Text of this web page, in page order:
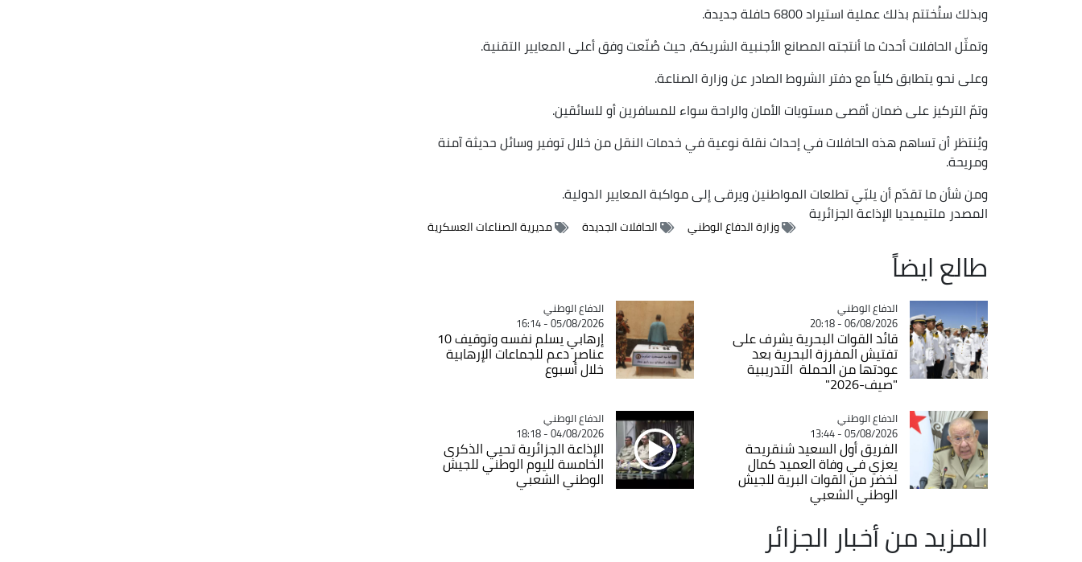
وبذلك ستُختتم بذلك عملية استيراد 6800 حافلة جديدة.
وتمثّل الحافلات أحدث ما أنتجته المصانع الأجنبية الشريكة، حيث صُنّعت وفق أعلى المعايير التقنية.
وعلى نحو يتطابق كلياً مع دفتر الشروط الصادر عن وزارة الصناعة.
وتمّ التركيز على ضمان أقصى مستويات الأمان والراحة سواء للمسافرين أو للسائقين.
ويُنتظر أن تساهم هذه الحافلات في إحداث نقلة نوعية في خدمات النقل من خلال توفير وسائل حديثة آمنة
ومريحة.
ومن شأن ما تقدّم أن يلبّي تطلعات المواطنين ويرقى إلى مواكبة المعايير الدولية.
المصدر ملتيميديا الإذاعة الجزائرية
وزارة الدفاع الوطني الحافلات الجديدة مديرية الصناعات العسكرية
طالع ايضاً
Catégorie
الدفاع الوطني
06/08/2026 - 20:18
قائد القوات البحرية يشرف على
تفتيش المفرزة البحرية بعد
عودتها من الحملة التدريبية
"صيف-2026"
Catégorie
الدفاع الوطني
05/08/2026 - 16:14
إرهابي يسلم نفسه وتوقيف 10
عناصر دعم للجماعات الإرهابية
خلال أسبوع
Catégorie
الدفاع الوطني
05/08/2026 - 13:44
الفريق أول السعيد شنقريحة
يعزي في وفاة العميد كمال
لخضر من القوات البرية للجيش
الوطني الشعبي
Catégorie
الدفاع الوطني
04/08/2026 - 18:18
الإذاعة الجزائرية تحيي الذكرى
الخامسة لليوم الوطني للجيش
الوطني الشعبي
المزيد من أخبار الجزائر